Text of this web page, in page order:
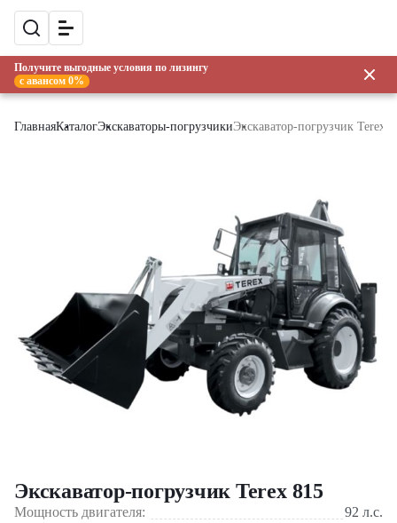
Получите выгодные условия по лизингу
с авансом 0%
ГлавнаяКаталогЭкскаваторы-погрузчикиЭкскаватор-погрузчик Terex
Экскаватор-погрузчик Terex 815
Мощность двигателя: 92 л.с.